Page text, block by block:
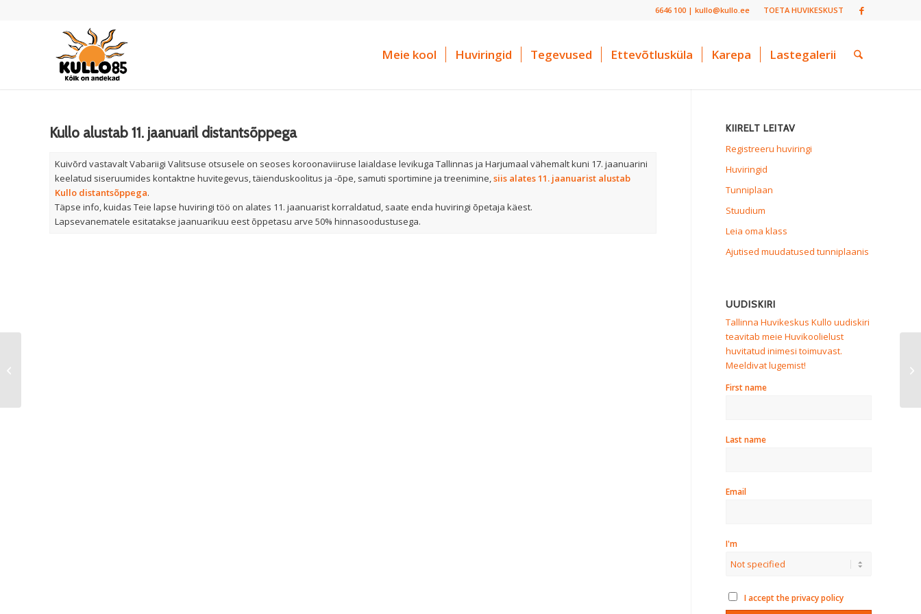
TOETA HUVIKESKUST
6646 100 | kullo@kullo.ee
Meie kool Huviringid Tegevused Ettevõtlusküla Karepa Lastegalerii
Kullo alustab 11. jaanuaril distantsõppega
Kuivõrd vastavalt Vabariigi Valitsuse otsusele on seoses koroonaviiruse laialdase levikuga Tallinnas ja Harjumaal vähemalt kuni 17. jaanuarini
keelatud siseruumides kontaktne huvitegevus, täienduskoolitus ja -õpe, samuti sportimine ja treenimine,siis alates 11. jaanuarist alustab
Kullo distantsõppega.
Täpse info, kuidas Teie lapse huviringi töö on alates 11. jaanuarist korraldatud, saate enda huviringi õpetaja käest.
Lapsevanematele esitatakse jaanuarikuu eest õppetasu arve 50% hinnasoodustusega.
KIIRELT LEITAV
Registreeru huviringi
Huviringid
Tunniplaan
Stuudium
Leia oma klass
Ajutised muudatused tunniplaanis
UUDISKIRI
Tallinna Huvikeskus Kullo uudiskiri
teavitab meie Huvikoolielust
huvitatud inimesi toimuvast.
Meeldivat lugemist!
First name
Last name
Email
I'm
I accept the privacy policy